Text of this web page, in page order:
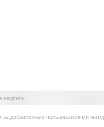
надпись
за добавленные пользователями